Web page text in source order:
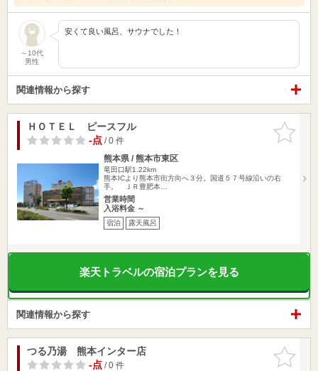
～10代
男性
安くて良い風呂、サウナでした！
関連情報から探す
お気に入
りに追加
ＨＯＴＥＬ ピースフル
-点/ 0 件
熊本県 / 熊本市東区
竜田口駅1.22km
熊本ICより熊本市街方向へ３分。国道５７号線沿いの右
手。 ＪＲ豊肥本…
営業時間
入浴料金 ～
宿泊 露天風呂
楽天トラベルの宿泊プランを見る
関連情報から探す
お気に入
りに追加
つる乃湯 熊本インター店
-点/ 0 件